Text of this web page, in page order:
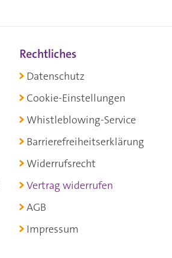
Rechtliches
Datenschutz
Cookie-Einstellungen
Whistleblowing-Service
Barrierefreiheitserklärung
Widerrufsrecht
Vertrag widerrufen
AGB
Impressum